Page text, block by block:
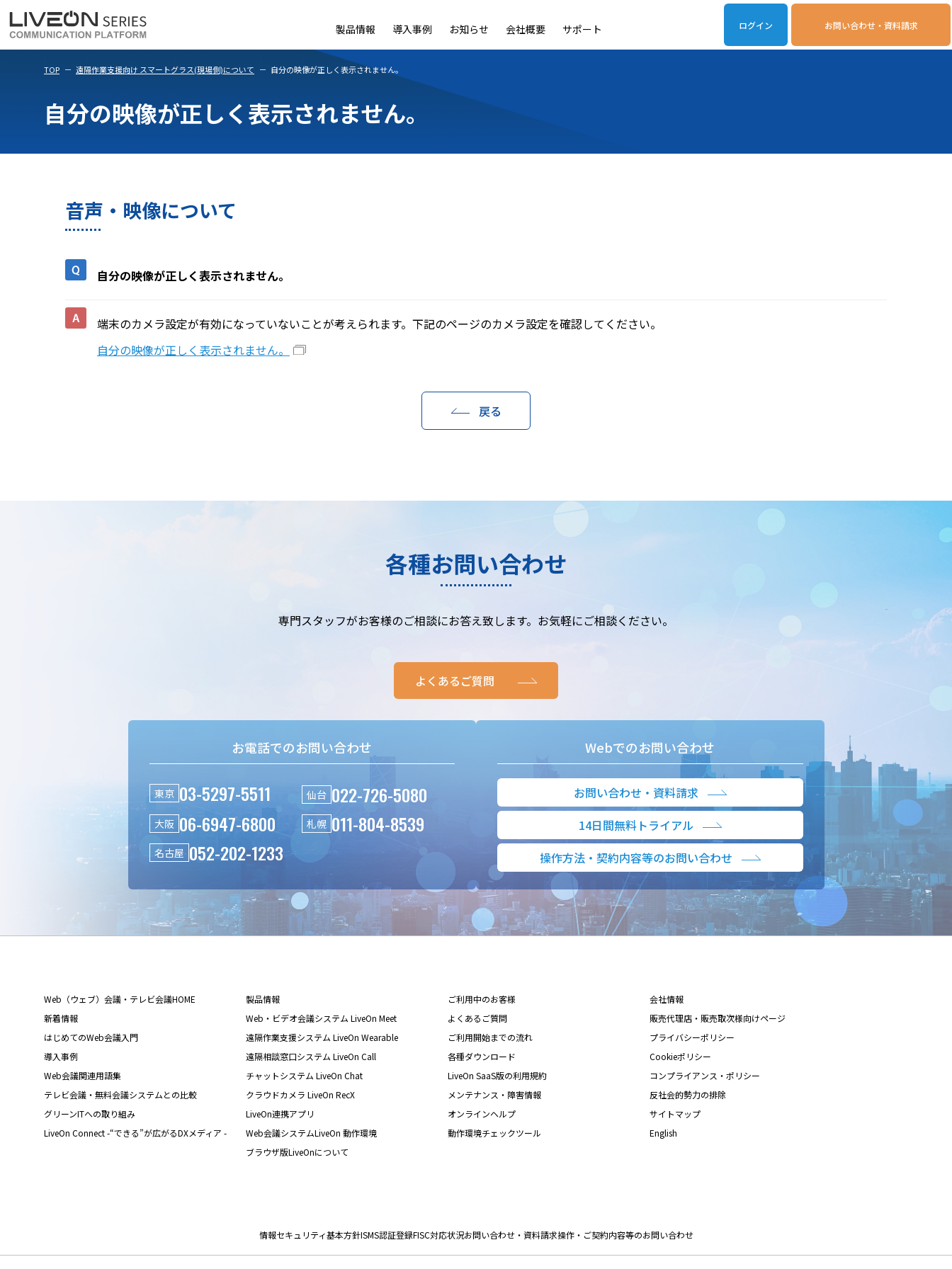
ログイン お問い合わせ・資料請求
製品情報
LiveOn MeetLiveOn Wearable LiveOn Nano LiveOn Call
導入事例 お知らせ 会社概要 サポート
TOP 遠隔作業支援向け スマートグラス(現場側)について 自分の映像が正しく表示されません。
自分の映像が正しく表示されません。
音声・映像について
自分の映像が正しく表示されません。
端末のカメラ設定が有効になっていないことが考えられます。下記のページのカメラ設定を確認してください。
自分の映像が正しく表示されません。
戻る
各種お問い合わせ
専門スタッフがお客様のご相談にお答え致します。お気軽にご相談ください。
よくあるご質問
お電話でのお問い合わせ
東京 03-5297-5511 仙台 022-726-5080
大阪 06-6947-6800 札幌 011-804-8539
名古屋 052-202-1233
Webでのお問い合わせ
お問い合わせ・資料請求
14日間無料トライアル
操作方法・契約内容等のお問い合わせ
Web（ウェブ）会議・テレビ会議HOME
新着情報
はじめてのWeb会議入門
導入事例
Web会議関連用語集
テレビ会議・無料会議システムとの比較
グリーンITへの取り組み
LiveOn Connect -“できる”が広がるDXメディア -
製品情報
Web・ビデオ会議システム LiveOn Meet
遠隔作業支援システム LiveOn Wearable
遠隔相談窓口システム LiveOn Call
チャットシステム LiveOn Chat
クラウドカメラ LiveOn RecX
LiveOn連携アプリ
Web会議システムLiveOn 動作環境
ブラウザ版LiveOnについて
ご利用中のお客様
よくあるご質問
ご利用開始までの流れ
各種ダウンロード
LiveOn SaaS版の利用規約
メンテナンス・障害情報
オンラインヘルプ
動作環境チェックツール
会社情報
販売代理店・販売取次様向けページ
プライバシーポリシー
Cookieポリシー
コンプライアンス・ポリシー
反社会的勢力の排除
サイトマップ
English
情報セキュリティ基本方針ISMS認証登録FISC対応状況お問い合わせ・資料請求操作・ご契約内容等のお問い合わせ